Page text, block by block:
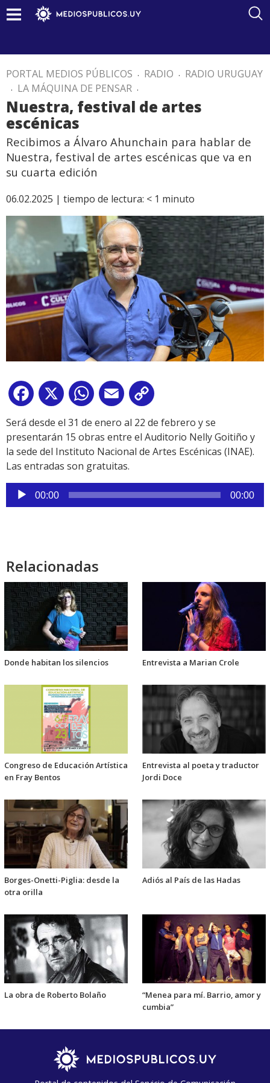
PORTAL MEDIOS PÚBLICOS . RADIO . RADIO URUGUAY
. LA MÁQUINA DE PENSAR .
Nuestra, festival de artes
escénicas
Recibimos a Álvaro Ahunchain para hablar de
Nuestra, festival de artes escénicas que va en
su cuarta edición
06.02.2025 | tiempo de lectura: < 1 minuto
Facebook
X WhatsApp
Email
Link
Será desde el 31 de enero al 22 de febrero y se
presentarán 15 obras entre el Auditorio Nelly Goitiño y
la sede del Instituto Nacional de Artes Escénicas (INAE).
Las entradas son gratuitas.
Reproductor
de
00:00 00:00
Relacionadas
Donde habitan los silencios Entrevista a Marian Crole
Congreso de Educación Artística
en Fray Bentos
Entrevista al poeta y traductor
Jordi Doce
Borges-Onetti-Piglia: desde la
otra orilla
Adiós al País de las Hadas
La obra de Roberto Bolaño
“Menea para mí. Barrio, amor y
cumbia”